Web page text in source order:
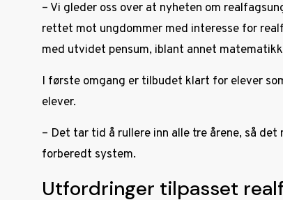
­– Vi gleder oss over at nyheten om
rettet mot ungdommer med interesse for
med utvidet pensum, iblant annet
I første omgang er tilbudet klart for elever
elever.
– Det tar tid å rullere inn alle tre årene, så
forberedt system.
Utfordringer tilpasset